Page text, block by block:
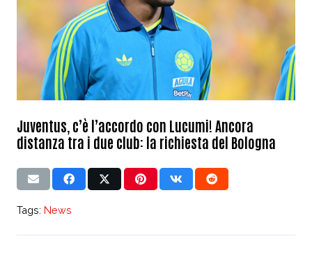
Juventus, c’è l’accordo con Lucumi! Ancora
distanza tra i due club: la richiesta del Bologna
Tags: News